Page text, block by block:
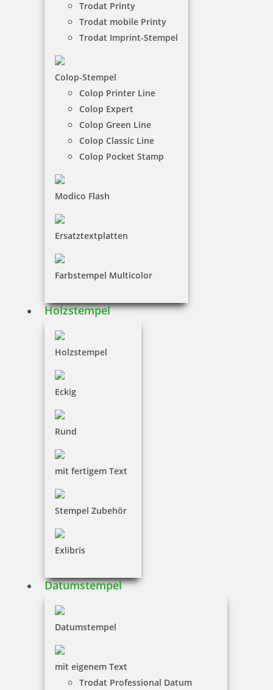
Trodat Printy
Trodat mobile Printy
Trodat Imprint-Stempel
Colop-Stempel
Colop Printer Line
Colop Expert
Colop Green Line
Colop Classic Line
Colop Pocket Stamp
Modico Flash
Ersatztextplatten
Farbstempel Multicolor
Holzstempel
Holzstempel
Eckig
Rund
mit fertigem Text
Stempel Zubehör
Exlibris
Datumstempel
Datumstempel
mit eigenem Text
Trodat Professional Datum
Lebensdauer.
€-
€+
10 Artikel in der Kategorie
Colop Expert Line 3160 Datumstempel 41x24 mm
68,26 €
Jetzt gestalten
Colop Expert Line 3160/2 zweifarbiger Datumstempel 41 x 24
Jetzt gestalten
Colop Expert Line 3360 Datumstempel 45x30 mm